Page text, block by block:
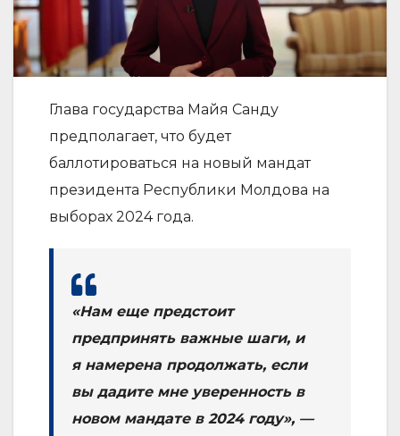
Глава государства Майя Санду
предполагает, что будет
баллотироваться на новый мандат
президента Республики Молдова на
выборах 2024 года.
«Нам еще предстоит
предпринять важные шаги, и
я намерена продолжать, если
вы дадите мне уверенность в
новом мандате в 2024 году», —